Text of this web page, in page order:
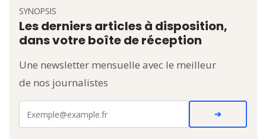
SYNOPSIS
Les derniers articles à disposition,
dans votre boîte de réception
Une newsletter mensuelle avec le meilleur
de nos journalistes